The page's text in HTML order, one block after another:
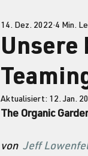
Unsere
14. Dez. 2022 4 Min.
Aktualisiert: 12. Jan.
The Organic
von Jeff